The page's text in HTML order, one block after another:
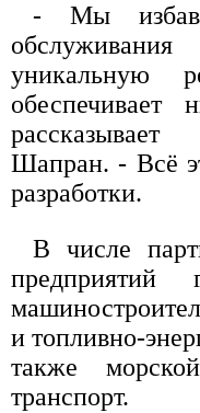
- Мы
уникальную
Шапран. - Всё
разработки.
В числе
предприятий
и топливно-
также
транспорт.